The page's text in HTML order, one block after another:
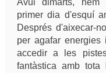
Avui dimarts, hem
primer dia d'esquí
Després d'aixecar-
per agafar
accedir a les
fantàstica amb tota